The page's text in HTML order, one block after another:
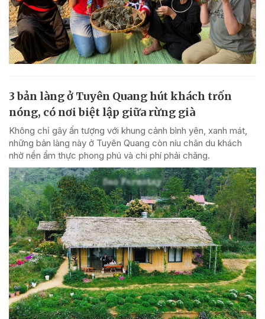
3 bản làng ở Tuyên Quang hút khách trốn
nóng, có nơi biệt lập giữa rừng già
Không chỉ gây ấn tượng với khung cảnh bình yên, xanh mát,
những bản làng này ở Tuyên Quang còn níu chân du khách
nhờ nền ẩm thực phong phú và chi phí phải chăng.